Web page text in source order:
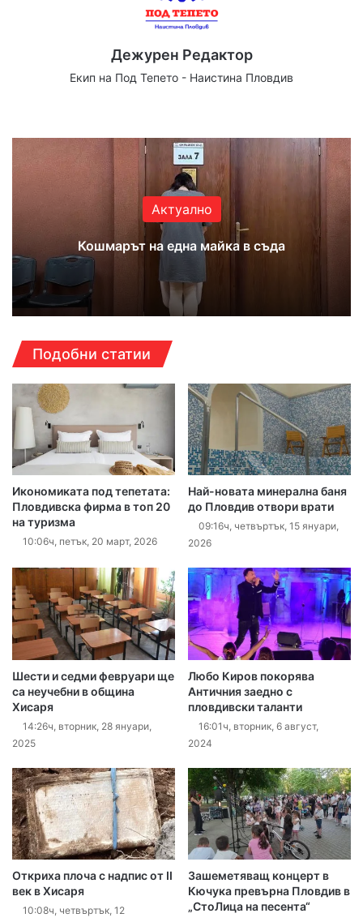
Дежурен Редактор
Екип на Под Тепето - Наистина Пловдив
Актуално
Кошмарът на една майка в съда
Подобни статии
Икономиката под тепетата:
Пловдивска фирма в топ 20
на туризма
10:06ч, петък, 20 март, 2026
Най-новата минерална баня
до Пловдив отвори врати
09:16ч, четвъртък, 15 януари,
2026
Шести и седми февруари ще
са неучебни в община
Хисаря
14:26ч, вторник, 28 януари,
2025
Любо Киров покорява
Античния заедно с
пловдивски таланти
16:01ч, вторник, 6 август,
2024
Откриха плоча с надпис от II
век в Хисаря
10:08ч, четвъртък, 12
Зашеметяващ концерт в
Кючука превърна Пловдив в
„СтоЛица на песента“